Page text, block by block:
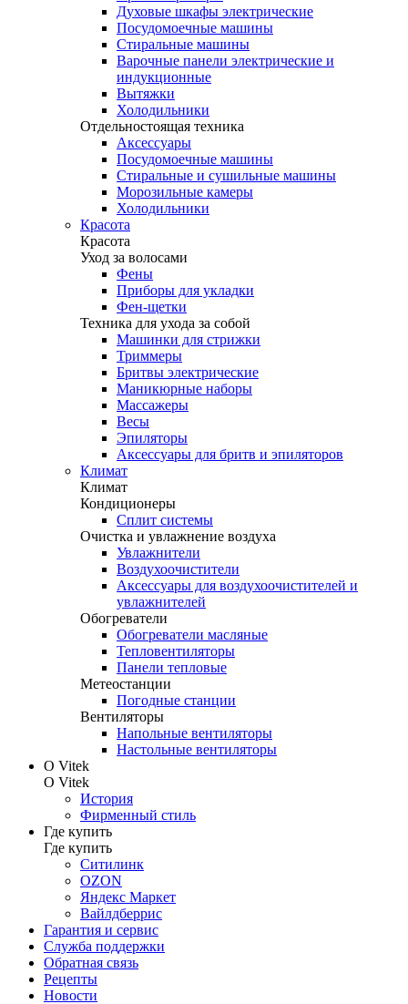
Духовые шкафы электрические
Посудомоечные машины
Стиральные машины
Варочные панели электрические и
индукционные
Вытяжки
Холодильники
Отдельностоящая техника
Аксессуары
Посудомоечные машины
Стиральные и сушильные машины
Морозильные камеры
Холодильники
Красота
Красота
Уход за волосами
Фены
Приборы для укладки
Фен-щетки
Техника для ухода за собой
Машинки для стрижки
Триммеры
Бритвы электрические
Маникюрные наборы
Массажеры
Весы
Эпиляторы
Аксессуары для бритв и эпиляторов
Климат
Климат
Кондиционеры
Сплит системы
Очистка и увлажнение воздуха
Увлажнители
Воздухоочистители
Аксессуары для воздухоочистителей и
увлажнителей
Обогреватели
Обогреватели масляные
Тепловентиляторы
Панели тепловые
Метеостанции
Погодные станции
Вентиляторы
Напольные вентиляторы
Настольные вентиляторы
О Vitek
О Vitek
История
Фирменный стиль
Где купить
Где купить
Ситилинк
OZON
Яндекс Маркет
Вайлдберрис
Гарантия и сервис
Служба поддержки
Обратная связь
Рецепты
Новости